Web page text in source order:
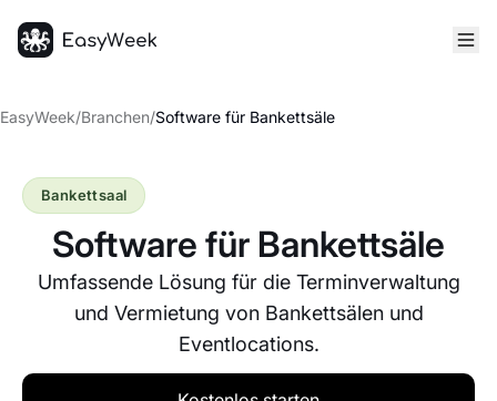
EasyWeek/Branchen/Software für Bankettsäle
Software für Bankettsäle
Umfassende Lösung für die Terminverwaltung
und Vermietung von Bankettsälen und
Eventlocations.
Bankettsaal